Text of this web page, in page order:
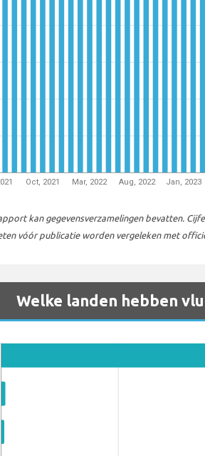
Oct, 2021 Mar, 2022 Aug, 2022 Jan, 2023
kan gegevensverzamelingen bevatten.
vóór publicatie worden vergeleken met
Welke landen hebben